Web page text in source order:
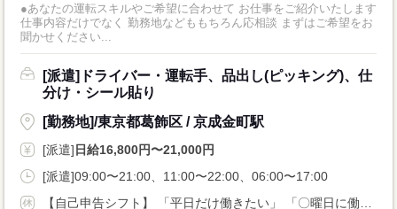
●あなたの運転スキルやご希望に合わせて お仕事をご紹介いたします
仕事内容だけでなく 勤務地などももちろん応相談 まずはご希望をお
聞かせください...
[派遣]ドライバー・運転手、品出し(ピッキング)、仕
分け・シール貼り
[勤務地]/東京都葛飾区 / 京成金町駅
[派遣]日給16,800円〜21,000円
[派遣]09:00〜21:00、11:00〜22:00、06:00〜17:00